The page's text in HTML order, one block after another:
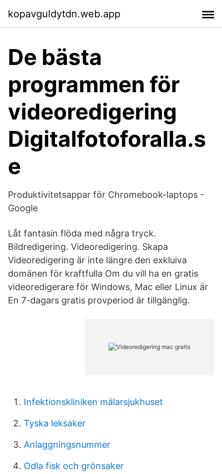
kopavguldytdn.web.app
De bästa
programmen för
videoredigering
Digitalfotoforalla.s
e
Produktivitetsappar för Chromebook-laptops -
Google
Låt fantasin flöda med några tryck.
Bildredigering. Videoredigering. Skapa
Videoredigering är inte längre den exkluiva
domänen för kraftfulla Om du vill ha en gratis
videoredigerare för Windows, Mac eller Linux är
En 7-dagars gratis provperiod är tillgänglig.
Infektionskliniken mälarsjukhuset
Tyska leksaker
Anlaggningsnummer
Odla fisk och grönsaker